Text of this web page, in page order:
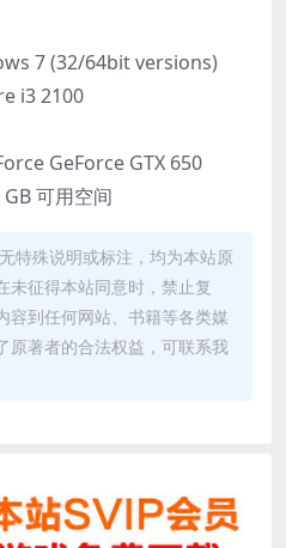
7 (32/64bit versions)
i3 2100
GeForce GTX 650
可用空间
特殊说明或标注，均为本站原
未征得本站同意时，禁止复
容到任何网站、书籍等各类媒
原著者的合法权益，可联系我